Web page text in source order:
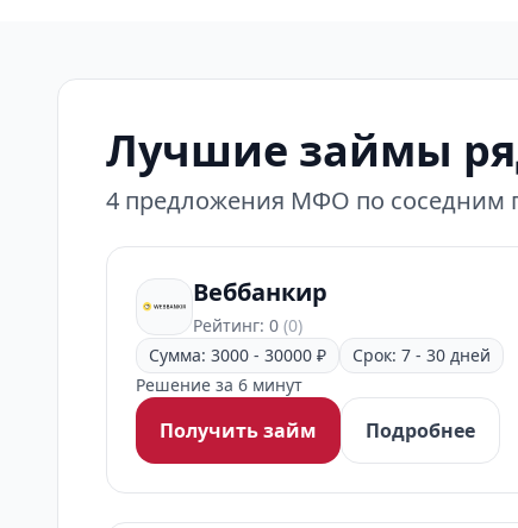
Лучшие займы
4 предложения МФО по соседним
Веббанкир
Рейтинг: 0 (0)
Сумма: 3000 - 30000 ₽
Срок: 7 - 30 дней
Решение за 6 минут
Получить займ Подробнее